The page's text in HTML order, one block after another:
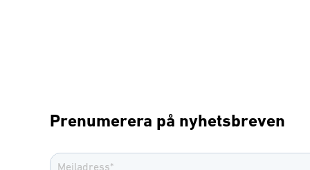
Prenumerera på nyhetsbreven